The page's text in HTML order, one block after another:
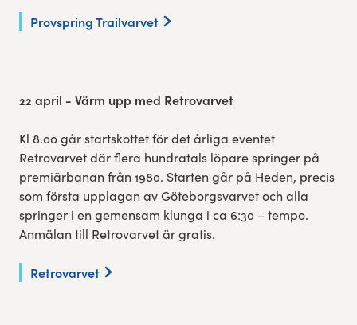
Provspring Trailvarvet
22 april - Värm upp med Retrovarvet
Kl 8.00 går startskottet för det årliga eventet
Retrovarvet där flera hundratals löpare springer på
premiärbanan från 1980. Starten går på Heden, precis
som första upplagan av Göteborgsvarvet och alla
springer i en gemensam klunga i ca 6:30 – tempo.
Anmälan till Retrovarvet är gratis.
Retrovarvet